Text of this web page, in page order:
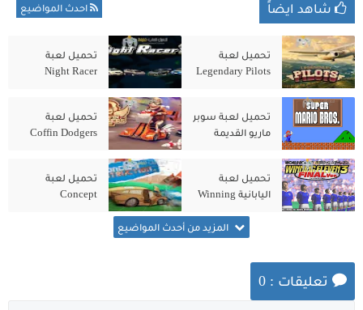
شاهد ايضاً احدث المواضيع
تحميل لعبة
Legendary Pilots
تحميل لعبة
Night Racer
تحميل لعبة سوبر
ماريو القديمة
تحميل لعبة
Coffin Dodgers
تحميل لعبة
اليابانية Winning
للكمبيوتر الاصلية
تحميل لعبة
Concept
المزيد من أحدث المواضيع
تعليقات : 0